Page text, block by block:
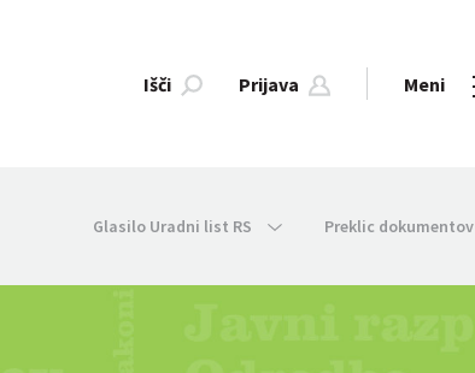
Išči Prijava Meni
Glasilo Uradni list RS Preklic dokumentov